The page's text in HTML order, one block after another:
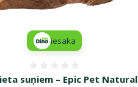
suņiem – Epic Pet Natural
iesaka